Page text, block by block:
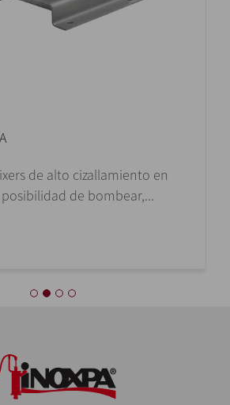
de alto cizallamiento en
de bombear,...